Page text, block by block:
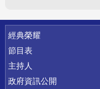
快速連結
經典榮耀
節目表
主持人
政府資訊公開